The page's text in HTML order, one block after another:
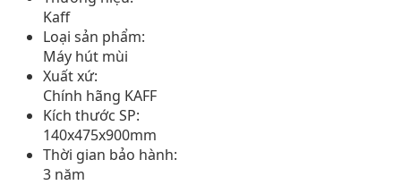
Kaff
Loại sản phẩm:
Máy hút mùi
Xuất xứ:
Chính hãng KAFF
Kích thước SP:
140x475x900mm
Thời gian bảo hành:
3 năm